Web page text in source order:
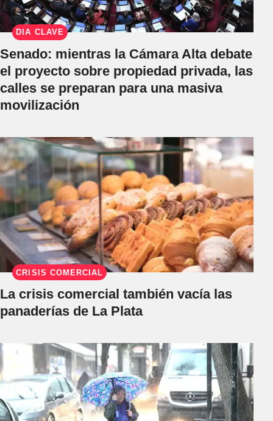
DÍA CLAVE
Senado: mientras la Cámara Alta debate
el proyecto sobre propiedad privada, las
calles se preparan para una masiva
movilización
CRISIS COMERCIAL
La crisis comercial también vacía las
panaderías de La Plata